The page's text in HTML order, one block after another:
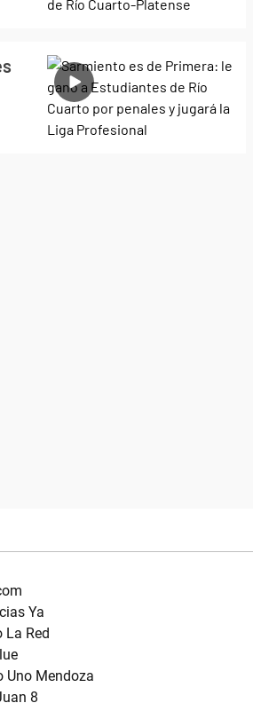
Ya
La Red
Uno Mendoza
8